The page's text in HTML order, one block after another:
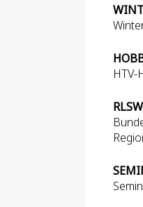
HTV-